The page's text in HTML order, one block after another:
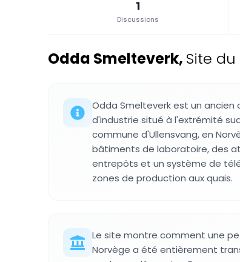
1
Discussions
Odda Smelteverk, Site
Odda Smelteverk est un ancien
d'industrie situé à l'extrémité
commune d'Ullensvang, en
bâtiments de laboratoire, des
entrepôts et un système de
zones de production aux quais.
Le site montre comment une
Norvège a été entièrement